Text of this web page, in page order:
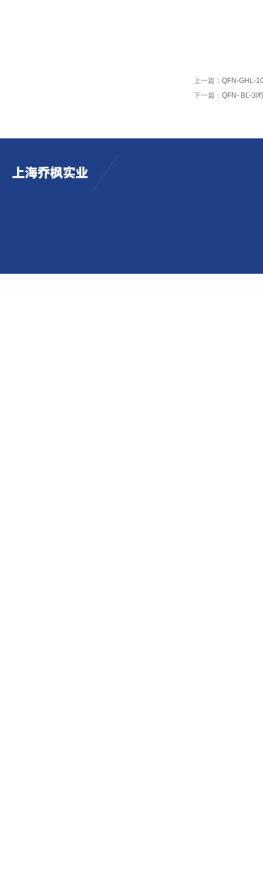
上一篇： QFN-GHL-
下一篇： QFN- BL-3